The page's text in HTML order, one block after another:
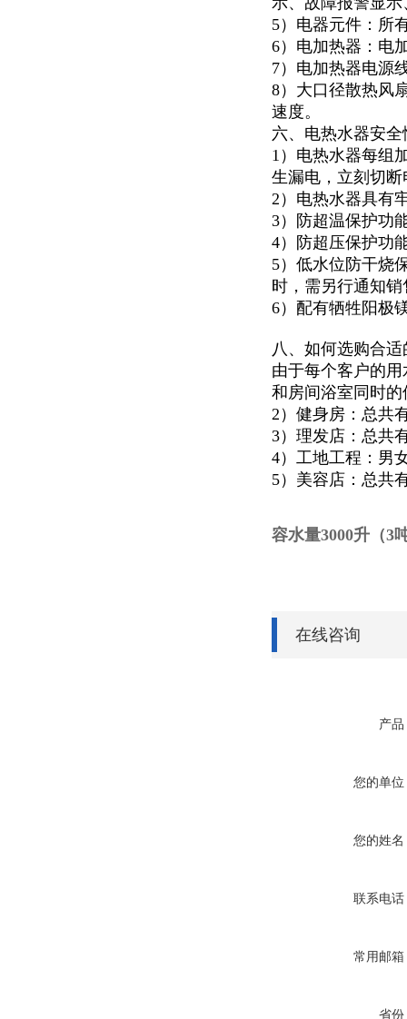
5）电器元件：所
6）电加热器：电
7）电加热器电源
8）大口径散热风
速度。
六、电热水器安全
1）电热水器每组
生漏电，立刻切
2）电热水器具有
3）防超温保护功
4）防超压保护功
5）低水位防干烧
时，需另行通知
6）配有牺牲阳极
八、如何选购合
由于每个客户的
和房间浴室同时的
2）健身房：总共
3）理发店：总共
4）工地工程：男
5）美容店：总共
容水量3000升（3
在线咨询
产品
您的单位
您的姓名
联系电话
常用邮箱
省份